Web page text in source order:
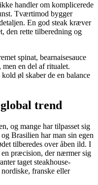
handler om komplicerede
Tværtimod bygger
En god steak kræver
den rette tilberedning og
spinat, bearnaisesauce
men en del af ritualet.
øl skaber de en balance
trend
og mange har tilpasset sig
Brasilien har man sin egen
tilberedes over åben ild. I
en præcision, der nærmer sig
taget steakhouse-
franske eller